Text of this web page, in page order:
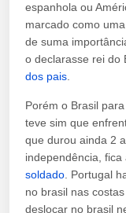
espanhola ou
marcado como
de suma
o declarasse rei do
dos pais
Porém o Brasil
teve sim que
que durou ainda 2
independência,
soldado . Portugal
no brasil nas
deslocar no brasil